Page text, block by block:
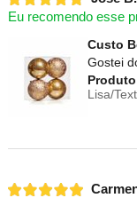
Eu recomendo esse
Custo
Gostei
Lisa/